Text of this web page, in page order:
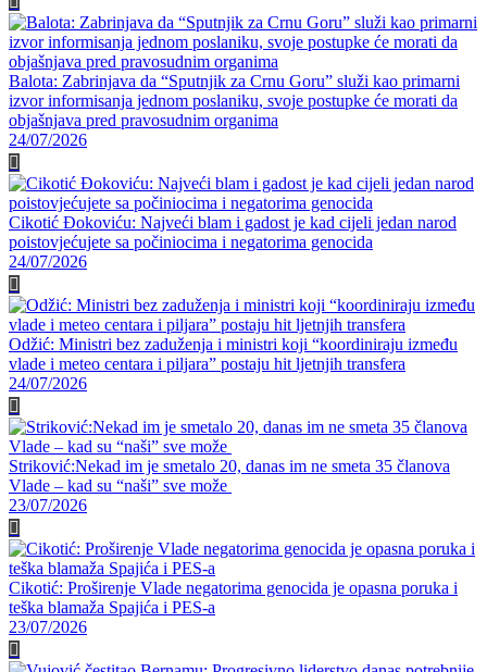
Balota: Zabrinjava da “Sputnjik za Crnu Goru” služi kao primarni
izvor informisanja jednom poslaniku, svoje postupke će morati da
objašnjava pred pravosudnim organima
24/07/2026
Cikotić Đokoviću: Najveći blam i gadost je kad cijeli jedan narod
poistovjećujete sa počiniocima i negatorima genocida
24/07/2026
Odžić: Ministri bez zaduženja i ministri koji “koordiniraju između
vlade i meteo centara i piljara” postaju hit ljetnjih transfera
24/07/2026
Striković:Nekad im je smetalo 20, danas im ne smeta 35 članova
Vlade – kad su “naši” sve može
23/07/2026
Cikotić: Proširenje Vlade negatorima genocida je opasna poruka i
teška blamaža Spajića i PES-a
23/07/2026